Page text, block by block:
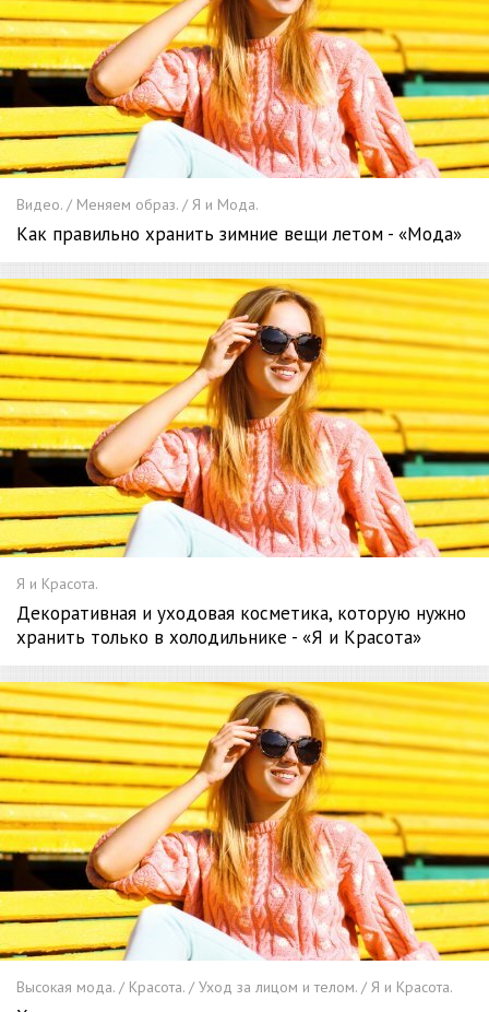
Видео. / Меняем образ. / Я и Мода.
Как правильно хранить зимние вещи летом - «Мода»
Я и Красота.
Декоративная и уходовая косметика, которую нужно
хранить только в холодильнике - «Я и Красота»
Высокая мода. / Красота. / Уход за лицом и телом. / Я и Красота.